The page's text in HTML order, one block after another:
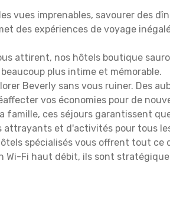
vues imprenables, savourer des
des expériences de voyage
attirent, nos hôtels boutique
plus intime et mémorable.
Beverly sans vous ruiner. Des
vos économies pour de
famille, ces séjours garantissent
attrayants et d'activités pour tous
spécialisés vous offrent tout
Wi-Fi haut débit, ils sont